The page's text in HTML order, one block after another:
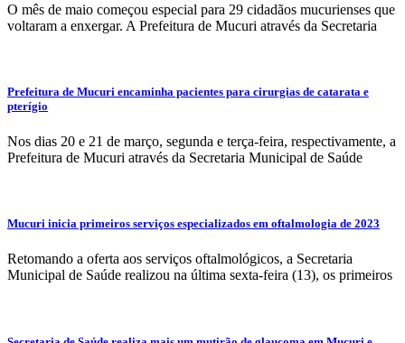
O mês de maio começou especial para 29 cidadãos mucurienses que
voltaram a enxergar. A Prefeitura de Mucuri através da Secretaria
Prefeitura de Mucuri encaminha pacientes para cirurgias de catarata e
pterígio
Nos dias 20 e 21 de março, segunda e terça-feira, respectivamente, a
Prefeitura de Mucuri através da Secretaria Municipal de Saúde
Mucuri inicia primeiros serviços especializados em oftalmologia de 2023
Retomando a oferta aos serviços oftalmológicos, a Secretaria
Municipal de Saúde realizou na última sexta-feira (13), os primeiros